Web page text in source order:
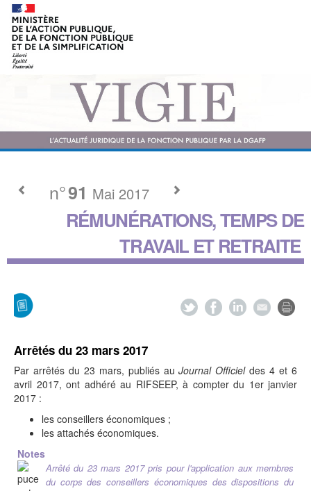
n°91 Mai 2017
RÉMUNÉRATIONS, TEMPS DE
TRAVAIL ET RETRAITE
Arrêtés du 23 mars 2017
Par arrêtés du 23 mars, publiés auJournal Officieldes 4 et 6
avril 2017, ont adhéré au RIFSEEP, à compter du 1er janvier
2017 :
les conseillers économiques ;
les attachés économiques.
Notes
Arrêté du 23 mars 2017 pris pour l'application aux membres
du corps des conseillers économiques des dispositions du